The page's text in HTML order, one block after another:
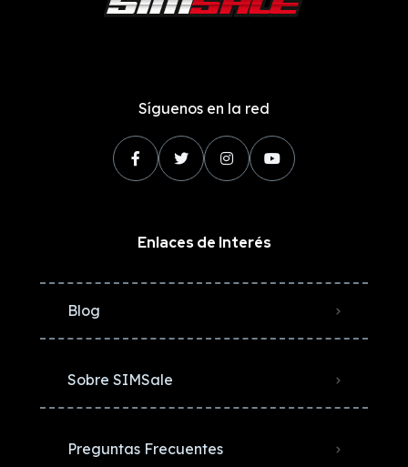
Síguenos en la red
Enlaces de Interés
Blog
Sobre SIMSale
Preguntas Frecuentes